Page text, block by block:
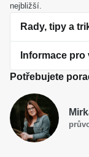
nejbližší.
Rady, tipy a
O perlách
Jak vybrat perlový
Dárková inspirace
Smaltované a
Informace pro
Obchodní
Reklamační řád
Potřebujete